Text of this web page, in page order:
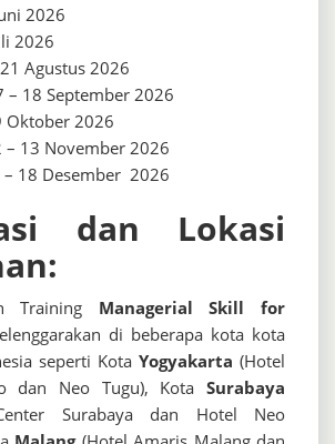
2026
2026
Agustus 2026
– 18 September 2026
Oktober 2026
– 13 November 2026
– 18 Desember 2026
dan Lokasi
Training Managerial Skill for
di beberapa kota kota
seperti Kota Yogyakarta (Hotel
dan Neo Tugu), Kota Surabaya
Surabaya dan Hotel Neo